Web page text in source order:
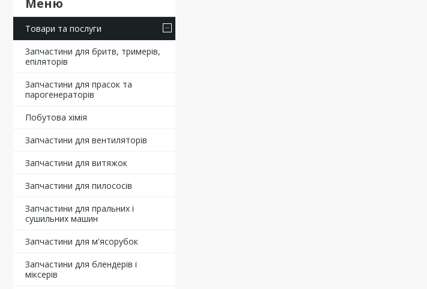
Товари та послуги
Запчастини для бритв, тримерів,
епіляторів
Запчастини для прасок та
парогенераторів
Побутова хімія
Запчастини для вентиляторів
Запчастини для витяжок
Запчастини для пилососів
Запчастини для пральних і
сушильних машин
Запчастини для м'ясорубок
Запчастини для блендерів і
міксерів